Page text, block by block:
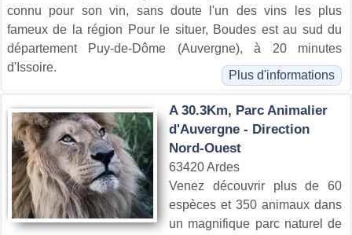
connu pour son vin, sans doute l'un des vins les plus
fameux de la région Pour le situer, Boudes est au sud du
département Puy-de-Dôme (Auvergne), à 20 minutes
d'Issoire.
Plus d'informations
A 30.3Km, Parc Animalier
d'Auvergne - Direction
Nord-Ouest
63420 Ardes
Venez découvrir plus de 60
espèces et 350 animaux dans
un magnifique parc naturel de